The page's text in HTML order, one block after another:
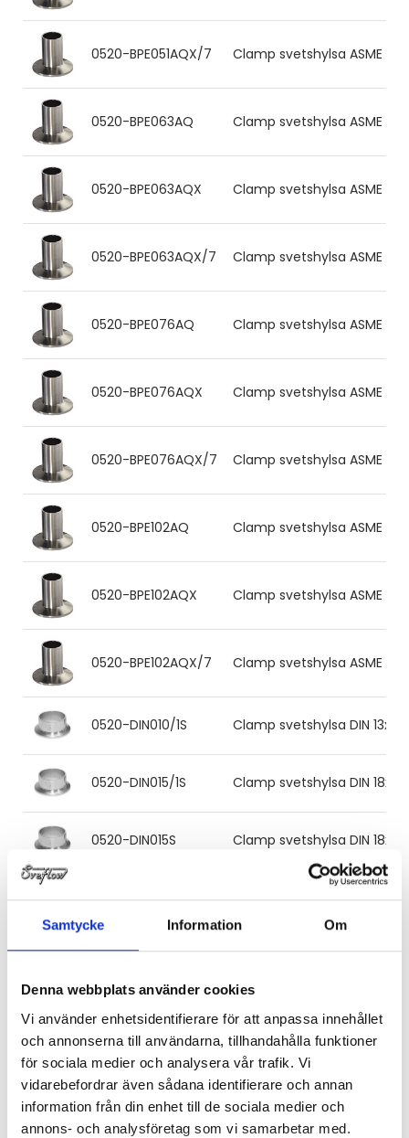
Samtycke Information Om
Denna webbplats använder cookies
Vi använder enhetsidentifierare för att anpassa innehållet
och annonserna till användarna, tillhandahålla funktioner
för sociala medier och analysera vår trafik. Vi
vidarebefordrar även sådana identifierare och annan
information från din enhet till de sociala medier och
annons- och analysföretag som vi samarbetar med.
0520-BPE051AQX/7 Clamp svetshylsa ASME
0520-BPE063AQ Clamp svetshylsa ASME
0520-BPE063AQX Clamp svetshylsa ASME
0520-BPE063AQX/7 Clamp svetshylsa ASME
0520-BPE076AQ Clamp svetshylsa ASME
0520-BPE076AQX Clamp svetshylsa ASME
0520-BPE076AQX/7 Clamp svetshylsa ASME
0520-BPE102AQ Clamp svetshylsa ASME BPE
0520-BPE102AQX Clamp svetshylsa ASME BPE
0520-BPE102AQX/7 Clamp svetshylsa ASME BPE
0520-DIN010/1S Clamp svetshylsa DIN 13x1.5
0520-DIN015/1S Clamp svetshylsa DIN
0520-DIN015S Clamp svetshylsa DIN
0520-DIN015S/4 Clamp svetshylsa DIN
0520-DIN020S/4 Clamp svetshylsa DIN
0520-DIN025/4S Clamp svetshylsa DIN
0520-DIN025S Clamp svetshylsa DIN
0520-DIN032S/4 Clamp svetshylsa DIN